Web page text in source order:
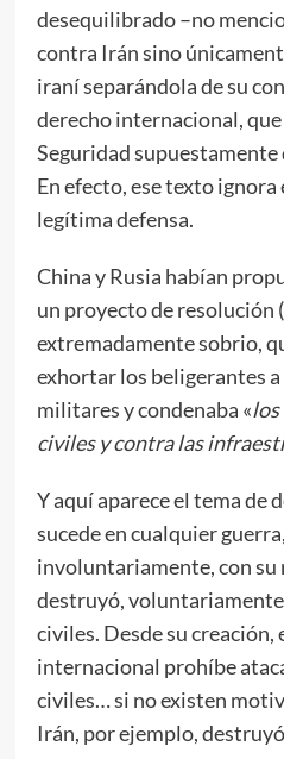
desequilibrado –no
contra Irán sino
iraní separándola de su
derecho internacional,
Seguridad
En efecto, ese texto ignora
legítima defensa.
China y Rusia habían
un proyecto de resolución
extremadamente sobrio,
exhortar los beligerantes
militares y condenaba «los
civiles y contra las
Y aquí aparece el tema de
sucede en cualquier
involuntariamente, con
destruyó,
civiles. Desde su creación,
internacional prohíbe
civiles… si no existen
Irán, por ejemplo,